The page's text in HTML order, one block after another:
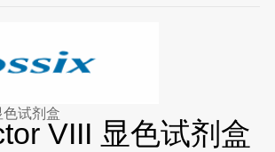
色试剂盒
VIII 显色试剂盒